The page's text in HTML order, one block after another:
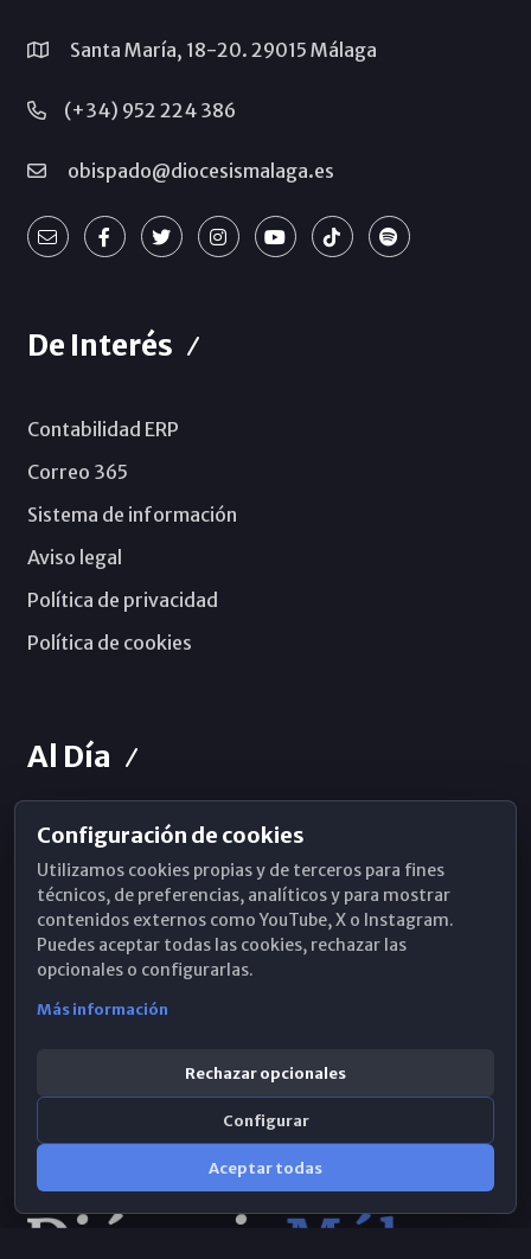
Santa María, 18-20. 29015 Málaga
(+34) 952 224 386
obispado@diocesismalaga.es
De Interés
Contabilidad ERP
Correo 365
Sistema de información
Aviso legal
Política de privacidad
Política de cookies
Al Día
Horarios de Misa
Hemeroteca
WhatsApp
Configuración de cookies
Utilizamos cookies propias y de terceros para fines
técnicos, de preferencias, analíticos y para mostrar
contenidos externos como YouTube, X o Instagram.
Puedes aceptar todas las cookies, rechazar las
opcionales o configurarlas.
Más información
Rechazar opcionales
Configurar
Aceptar todas